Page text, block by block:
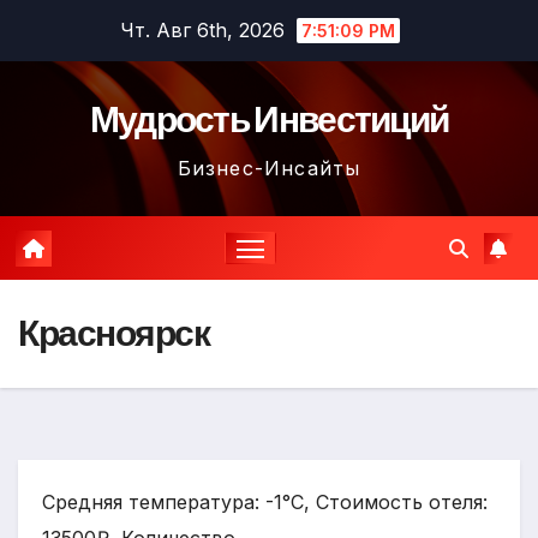
содержимому
Чт. Авг 6th, 2026 7:51:10 PM
Мудрость Инвестиций
Бизнес-Инсайты
Красноярск
Средняя температура: -1°C, Стоимость отеля: